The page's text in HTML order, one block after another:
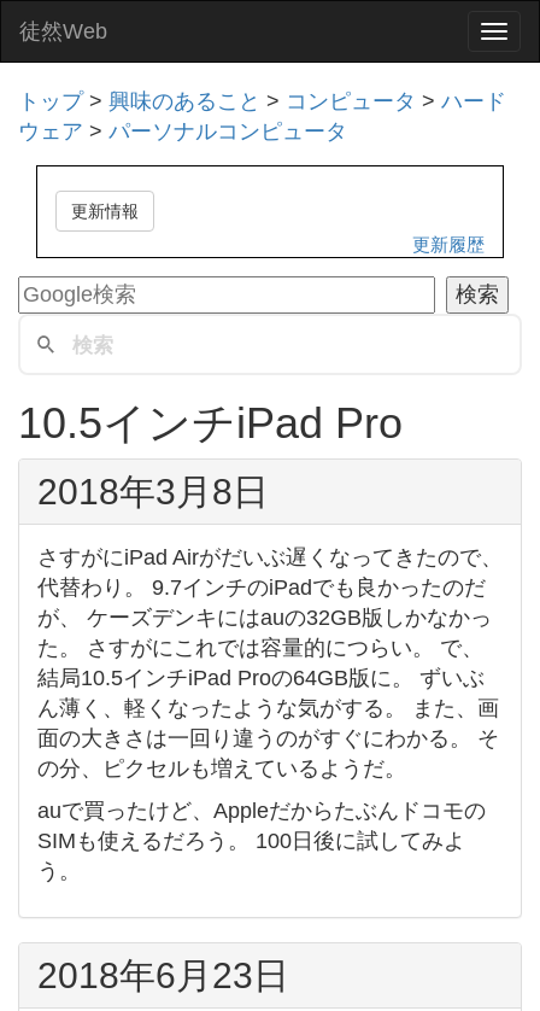
徒然Web
トップ> 興味のあること > コンピュータ > ハード
ウェア > パーソナルコンピュータ
更新情報
更新履歴
10.5インチiPad Pro
2018年3月8日
さすがにiPad Airがだいぶ遅くなってきたので、
代替わり。 9.7インチのiPadでも良かったのだ
が、 ケーズデンキにはauの32GB版しかなかっ
た。 さすがにこれでは容量的につらい。 で、
結局10.5インチiPad Proの64GB版に。 ずいぶ
ん薄く、軽くなったような気がする。 また、画
面の大きさは一回り違うのがすぐにわかる。 そ
の分、ピクセルも増えているようだ。
auで買ったけど、Appleだからたぶんドコモの
SIMも使えるだろう。 100日後に試してみよ
う。
2018年6月23日